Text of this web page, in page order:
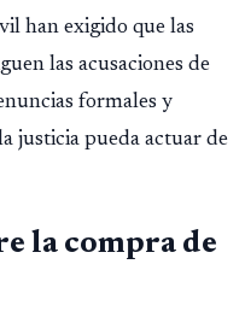
han exigido que las
las acusaciones de
formales y
justicia pueda actuar de
la compra de